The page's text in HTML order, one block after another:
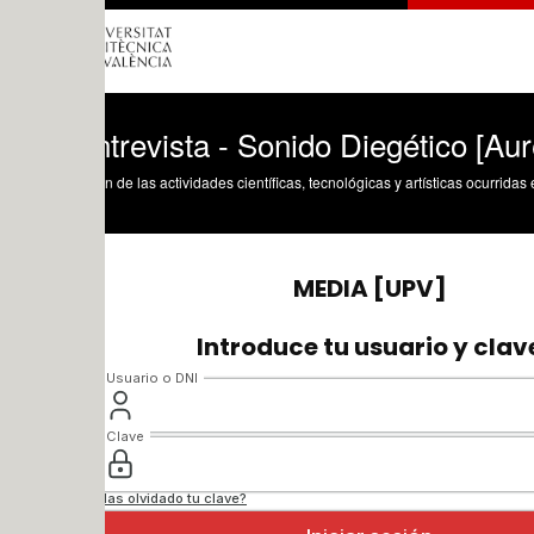
- Sonido Diegético [Aurelio y
de las actividades científicas, tecnológicas y artísticas ocurridas en los tres